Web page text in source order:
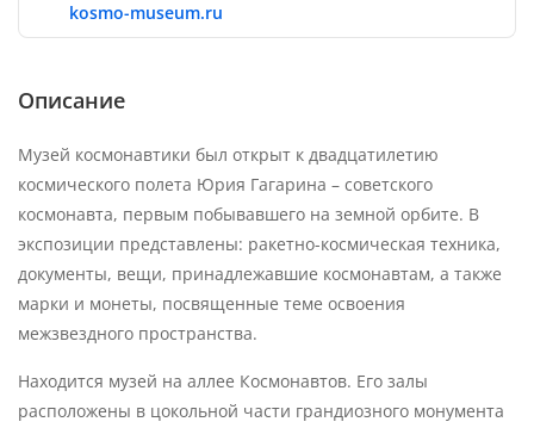
kosmo-museum.ru
Описание
Музей космонавтики был открыт к двадцатилетию
космического полета Юрия Гагарина – советского
космонавта, первым побывавшего на земной орбите. В
экспозиции представлены: ракетно-космическая техника,
документы, вещи, принадлежавшие космонавтам, а также
марки и монеты, посвященные теме освоения
межзвездного пространства.
Находится музей на аллее Космонавтов. Его залы
расположены в цокольной части грандиозного монумента